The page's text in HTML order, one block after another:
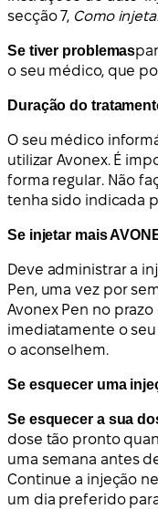
secção 7, Como
Se tiver problemas
o seu médico, que
Duração do
O seu médico
utilizar Avonex. É
forma regular. Não
tenha sido indicada
Se injetar mais
Deve administrar a
Pen, uma vez por
Avonex Pen no
imediatamente o
o aconselhem.
Se esquecer uma
Se esquecer a sua
dose tão pronto
uma semana antes
Continue a injeção
um dia preferido